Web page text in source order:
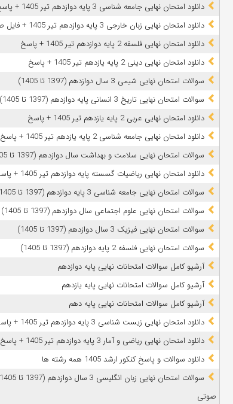
دانلود امتحان نهایی جامعه شناسی 3 پایه دوازدهم تیر 1405 + پاسخ
دانلود امتحان نهایی زبان خارجی 3 پایه دوازدهم تیر 1405 + فایل صوتی
دانلود امتحان نهایی فلسفه 2 پایه دوازدهم تیر 1405 + پاسخ
دانلود امتحان نهایی دینی 2 پایه یازدهم تیر 1405 + پاسخ
سوالات امتحان نهایی شیمی 3 سال دوازدهم (1397 تا 1405)
سوالات امتحان نهایی تاریخ 3 انسانی پایه دوازدهم (1397 تا 1405)
دانلود امتحان نهایی عربی 2 پایه یازدهم تیر 1405 + پاسخ
دانلود امتحان نهایی جامعه شناسی 2 پایه یازدهم تیر 1405 + پاسخ
سوالات امتحان نهایی سلامت و بهداشت سال دوازدهم (1397 تا 1405)
دانلود امتحان نهایی ریاضیات گسسته پایه دوازدهم تیر 1405 + پاسخ
سوالات امتحان نهایی جامعه شناسی 3 پایه دوازدهم (1397 تا 1405)
سوالات امتحان نهایی علوم اجتماعی سال دوازدهم (1397 تا 1405)
سوالات امتحان نهایی فیزیک 3 سال دوازدهم (1397 تا 1405)
سوالات امتحان نهایی فلسفه 2 پایه دوازدهم (1397 تا 1405)
آرشیو کامل سوالات امتحانات نهایی پایه دوازدهم
آرشیو کامل سوالات امتحانات نهایی پایه یازدهم
آرشیو کامل سوالات امتحانات نهایی پایه دهم
دانلود امتحان نهایی زیست شناسی 3 پایه دوازدهم تیر 1405 + پاسخ
دانلود امتحان نهایی ریاضی و آمار 3 پایه دوازدهم تیر 1405 + پاسخ
دانلود سوالات و پاسخ کنکور ارشد 1405 همه رشته ها
صوتی